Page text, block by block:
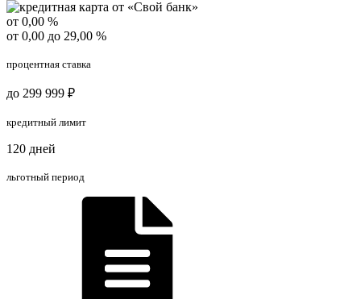
от 0,00 %
от 0,00 до 29,00 %
процентная ставка
до 299 999 ₽
кредитный лимит
120 дней
льготный период